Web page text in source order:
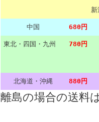
中国 680円
東北・四国・九州 780円
北海道・沖縄 880円
離島の場合の送料